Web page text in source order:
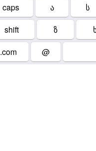
caps
ა ს
shift
ზ
.com
@